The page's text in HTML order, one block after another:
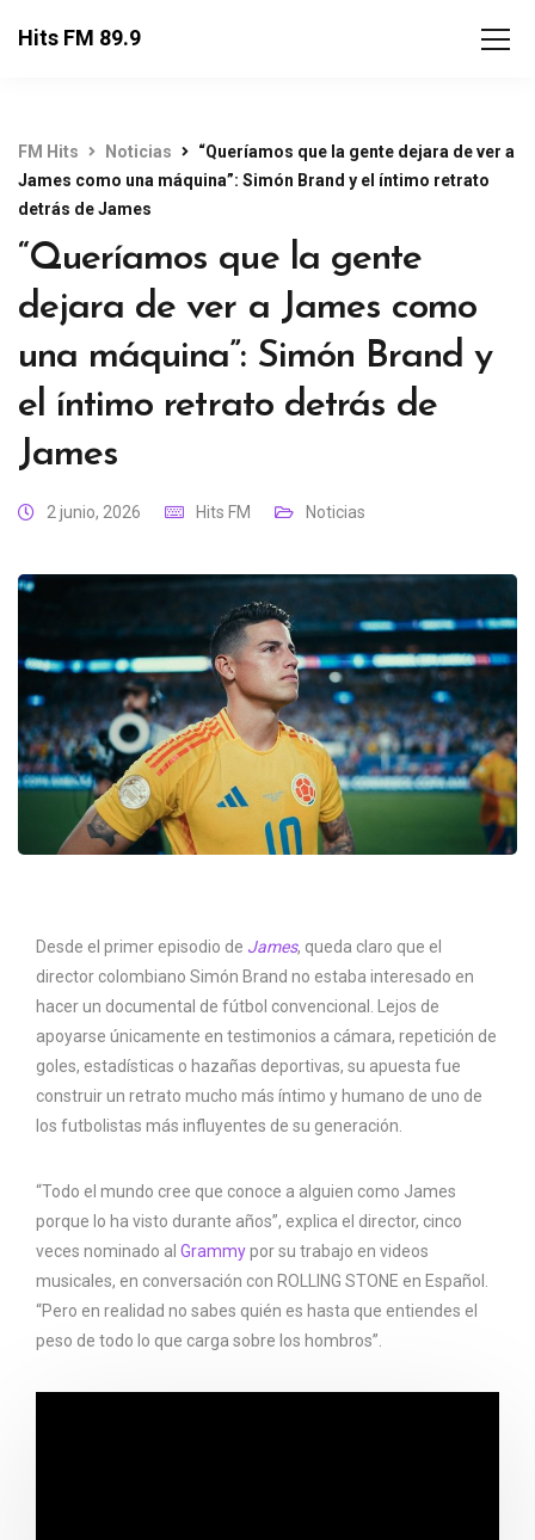
Hits FM 89.9
FM Hits Noticias
“Queríamos que la gente dejara de ver a
James como una máquina”: Simón Brand y el íntimo retrato
detrás de James
“Queríamos que la gente
dejara de ver a James como
una máquina”: Simón Brand y
el íntimo retrato detrás de
James
2 junio, 2026 Hits FM Noticias
Desde el primer episodio de James, queda claro que el
director colombiano Simón Brand no estaba interesado en
hacer un documental de fútbol convencional. Lejos de
apoyarse únicamente en testimonios a cámara, repetición de
goles, estadísticas o hazañas deportivas, su apuesta fue
construir un retrato mucho más íntimo y humano de uno de
los futbolistas más influyentes de su generación.
“Todo el mundo cree que conoce a alguien como James
porque lo ha visto durante años”, explica el director, cinco
veces nominado al Grammypor su trabajo en videos
musicales, en conversación con ROLLING STONE en Español.
“Pero en realidad no sabes quién es hasta que entiendes el
peso de todo lo que carga sobre los hombros”.